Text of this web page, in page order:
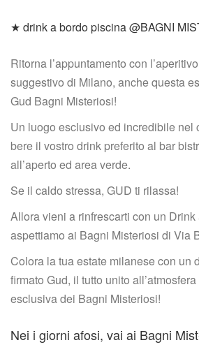
★ drink a bordo piscina @BAGNI
Ritorna l’appuntamento con
uggestivo di Milano, anche questa
Gud Bagni Misteriosi!
Un luogo esclusivo ed incredibile nel
bere il vostro drink preferito al bar
all’aperto ed area verde.
Se il caldo stressa, GUD ti rilassa!
Allora vieni a rinfrescarti con un
aspettiamo ai Bagni Misteriosi di Via
Colora la tua estate milanese con un
firmato Gud, il tutto unito
esclusiva dei Bagni Misteriosi!
Nei i giorni afosi, vai ai Bagni